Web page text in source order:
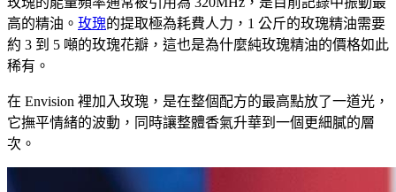
高的精油。 玫瑰的提取極為耗費人力，1 公斤的玫瑰精油需要
約 3 到 5 噸的玫瑰花瓣，這也是為什麼純玫瑰精油的價格如此
稀有。
在 Envision 裡加入玫瑰，是在整個配方的最高點放了一道光，
它撫平情緒的波動，同時讓整體香氣升華到一個更細膩的層
次。